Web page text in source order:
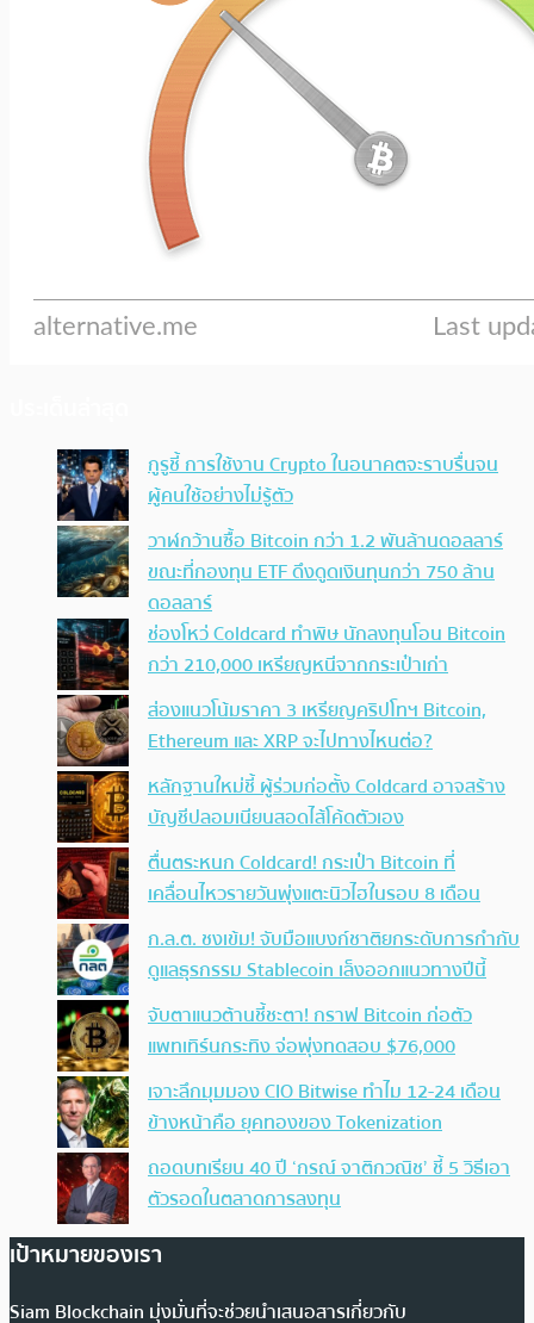
กูรูชี้ การใช้งาน Crypto ในอนาคตจะราบรื่นจน
ผู้คนใช้อย่างไม่รู้ตัว
วาฬกว้านซื้อ Bitcoin กว่า 1.2 พันล้านดอลลาร์
ขณะที่กองทุน ETF ดึงดูดเงินทุนกว่า 750 ล้าน
ดอลลาร์
ช่องโหว่ Coldcard ทำพิษ นักลงทุนโอน Bitcoin
กว่า 210,000 เหรียญหนีจากกระเป๋าเก่า
ส่องแนวโน้มราคา 3 เหรียญคริปโทฯ Bitcoin,
Ethereum และ XRP จะไปทางไหนต่อ?
หลักฐานใหม่ชี้ ผู้ร่วมก่อตั้ง Coldcard อาจสร้าง
บัญชีปลอมเนียนสอดไส้โค้ดตัวเอง
ตื่นตระหนก Coldcard! กระเป๋า Bitcoin ที่
เคลื่อนไหวรายวันพุ่งแตะนิวไฮในรอบ 8 เดือน
ก.ล.ต. ชงเข้ม! จับมือแบงก์ชาติยกระดับการกำกับ
ดูแลธุรกรรม Stablecoin เล็งออกแนวทางปีนี้
จับตาแนวต้านชี้ชะตา! กราฟ Bitcoin ก่อตัว
แพทเทิร์นกระทิง จ่อพุ่งทดสอบ $76,000
เจาะลึกมุมมอง CIO Bitwise ทำไม 12-24 เดือน
ข้างหน้าคือ ยุคทองของ Tokenization
ถอดบทเรียน 40 ปี ‘กรณ์ จาติกวณิช’ ชี้ 5 วิธีเอา
ตัวรอดในตลาดการลงทุน
เป้าหมายของเรา
Siam Blockchain มุ่งมั่นที่จะช่วยนำเสนอสารเกี่ยวกับ